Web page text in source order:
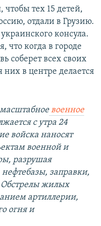
чтобы тех 15 детей,
отдали в Грузию.
консула.
что когда в городе
соберет всех своих
в центре делается
военное
с утра 24
войска наносят
военной и
разрушая
заправки,
жилых
артиллерии,
огня и